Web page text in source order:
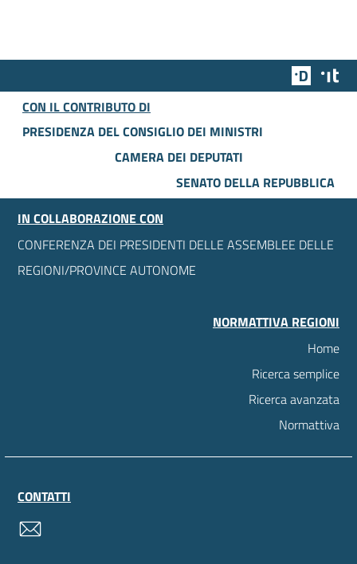
Team
CON IL CONTRIBUTO DI
PRESIDENZA DEL CONSIGLIO DEI MINISTRI
CAMERA DEI DEPUTATI
SENATO DELLA REPUBBLICA
IN COLLABORAZIONE CON
CONFERENZA DEI PRESIDENTI DELLE ASSEMBLEE DELLE
REGIONI/PROVINCE AUTONOME
NORMATTIVA REGIONI
Home
Ricerca semplice
Ricerca avanzata
Normattiva
CONTATTI